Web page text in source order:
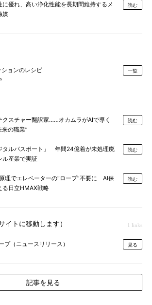
に優れ、高い浄化性能を長期間維持するメ
媒
読む
ションのレシピ 一覧
クスチャー翻訳家……オカムラがAIで導く
の職業”
読む
タルパスポート」 年間24億着が未処理廃
ル産業で実証
読む
理でエレベーターの“ロープ”不要に AI保
る日立HMAX戦略
読む
イトに移動します） 1 links
プ（ニュースリリース） 見る
記事を見る